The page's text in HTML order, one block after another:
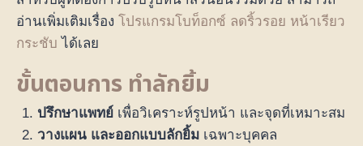
อ่านเพิ่มเติมเรื่อง โปรแกรมโบท็อกซ์ ลดริ้วรอย หน้าเรียว
กระชับ ได้เลย
ขั้นตอนการ ทำลักยิ้ม
ปรึกษาแพทย์เพื่อวิเคราะห์รูปหน้า และจุดที่เหมาะสม
วางแผน และออกแบบลักยิ้มเฉพาะบุคคล